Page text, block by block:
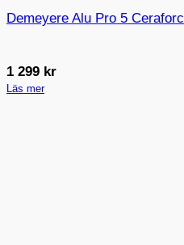
Demeyere Alu Pro 5
1 299 kr
Läs mer